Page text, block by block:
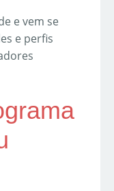
e vem se
e perfis